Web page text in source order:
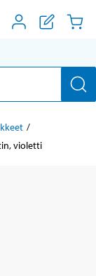
violetti